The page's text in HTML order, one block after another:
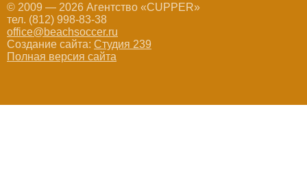
© 2009 — 2026 Агентство «CUPPER»
тел. (812) 998-83-38
office@beachsoccer.ru
Создание сайта: Студия 239
Полная версия сайта